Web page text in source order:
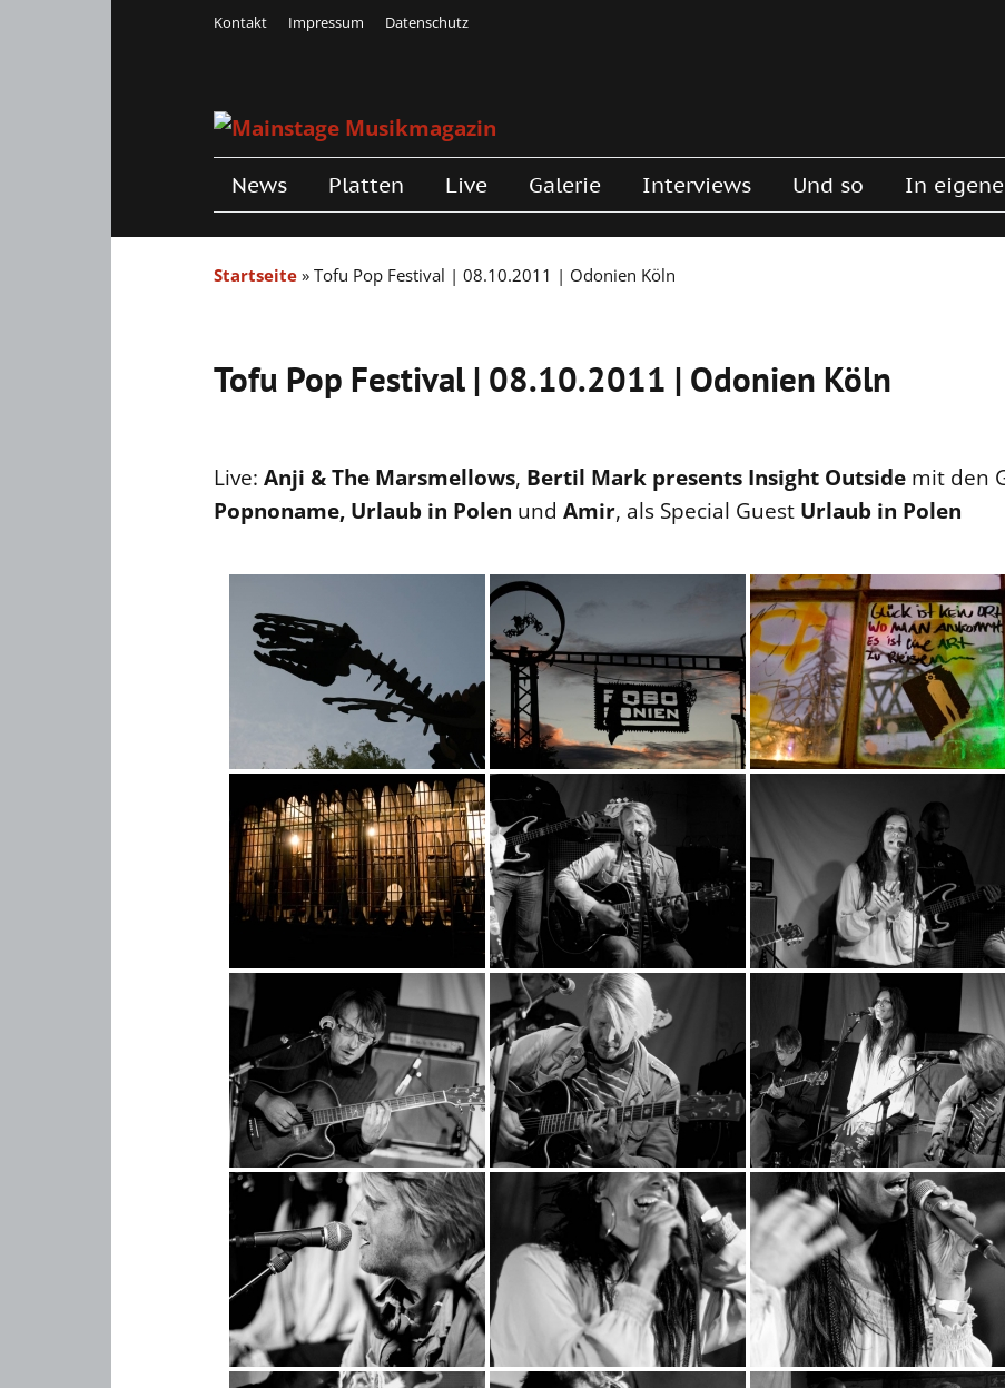
Kontakt Impressum Datenschutz
News Platten Live Galerie Interviews Und so In
Startseite » Tofu Pop Festival | 08.10.2011 | Odonien Köln
Tofu Pop Festival | 08.10.2011 | Odonien Köln
Live: Anji & The Marsmellows, Bertil Mark presents Insight Outside mit den
Popnoname, Urlaub in Polen und Amir, als Special Guest Urlaub in Polen